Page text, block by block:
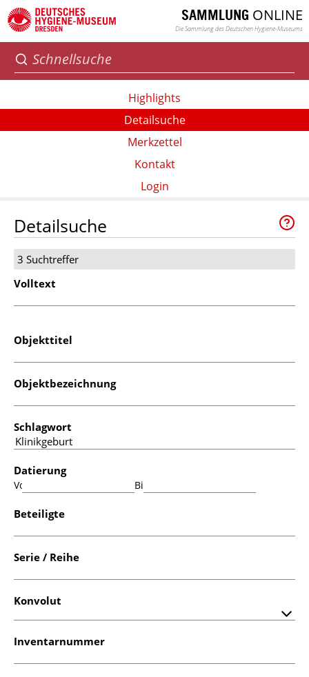
SAMMLUNG ONLINE
Die Sammlung des Deutschen Hygiene-Museums
Highlights
Detailsuche
Merkzettel
Kontakt
Login
Detailsuche
3 Suchtreffer
Volltext
Objekttitel
Objektbezeichnung
Schlagwort
Datierung
Von: Bis:
Beteiligte
Serie / Reihe
Konvolut
Inventarnummer